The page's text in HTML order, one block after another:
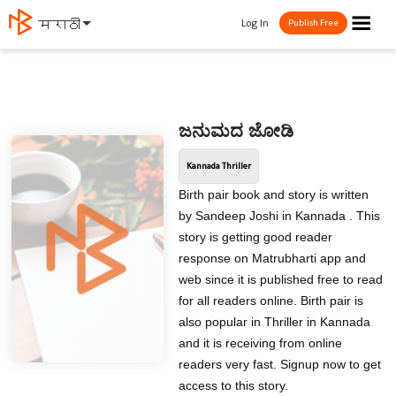
मराठी ☰
Log In Publish Free
ಜನುಮದ ಜೋಡಿ
Kannada Thriller
Birth pair book and story is written
by Sandeep Joshi in Kannada . This
story is getting good reader
response on Matrubharti app and
web since it is published free to read
for all readers online. Birth pair is
also popular in Thriller in Kannada
and it is receiving from online
readers very fast. Signup now to get
access to this story.